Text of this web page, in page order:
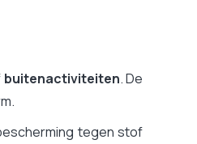
buitenactiviteiten. De
tegen stof